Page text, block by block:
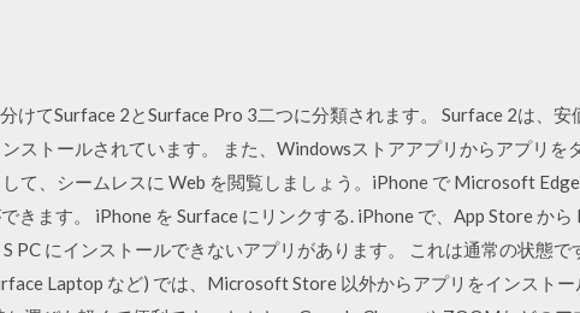
てSurface 2とSurface Pro 3二つに分類されます。 Surface 2は、安
ストールされています。 また、Windowsストアアプリからアプリを
て、シームレスに Web を閲覧しましょう。iPhone で Microsoft
きます。 iPhone を Surface にリンクする. iPhone で、App Store か
PC にインストールできないアプリがあります。 これは通常の状態で
Laptop など) では、Microsoft Store 以外からアプリをインストー